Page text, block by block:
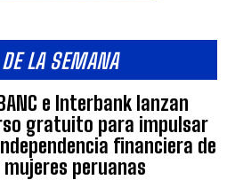
LA SEMANA
e Interbank lanzan
gratuito para impulsar
financiera de
mujeres peruanas